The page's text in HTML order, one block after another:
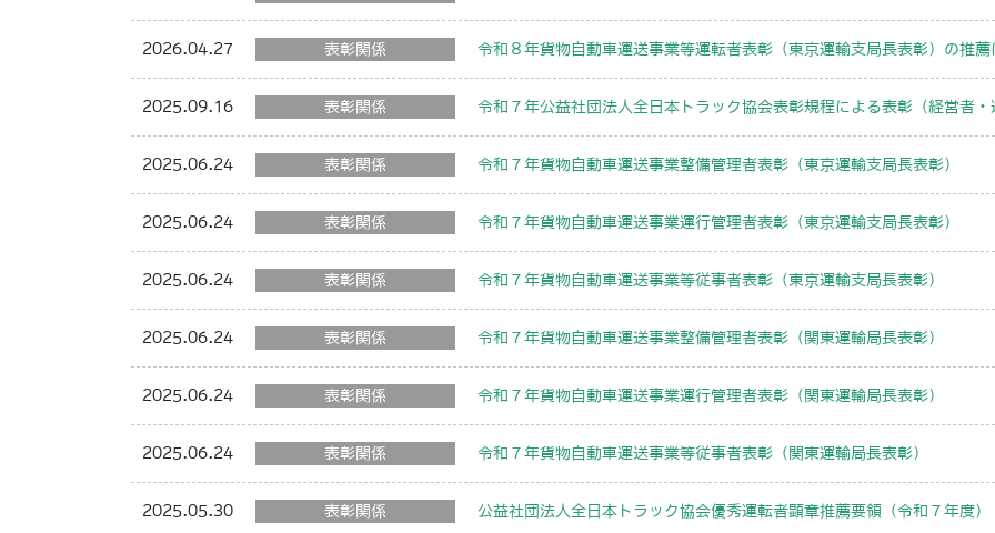
2026.04.27 表彰関係 令和８年貨物自動車運送事業等運転者表彰（東京運輸支局長表彰）の推薦
2025.09.16 表彰関係 令和７年公益社団法人全日本トラック協会表彰規程による表彰（経営者
2025.06.24 表彰関係 令和７年貨物自動車運送事業整備管理者表彰（東京運輸支局長表彰）
2025.06.24 表彰関係 令和７年貨物自動車運送事業運行管理者表彰（東京運輸支局長表彰）
2025.06.24 表彰関係 令和７年貨物自動車運送事業等従事者表彰（東京運輸支局長表彰）
2025.06.24 表彰関係 令和７年貨物自動車運送事業整備管理者表彰（関東運輸局長表彰）
2025.06.24 表彰関係 令和７年貨物自動車運送事業運行管理者表彰（関東運輸局長表彰）
2025.06.24 表彰関係 令和７年貨物自動車運送事業等従事者表彰（関東運輸局長表彰）
2025.05.30 表彰関係 公益社団法人全日本トラック協会優秀運転者顕章推薦要領（令和７年度）